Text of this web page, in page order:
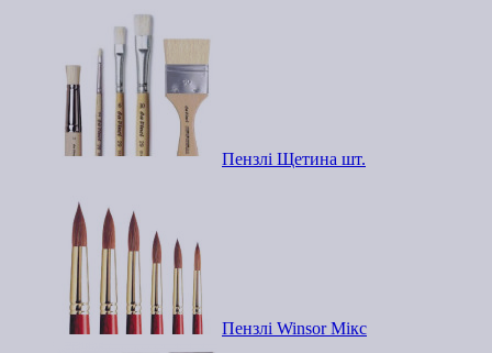
Пензлі Щетина шт.
Пензлі Winsor Мікс